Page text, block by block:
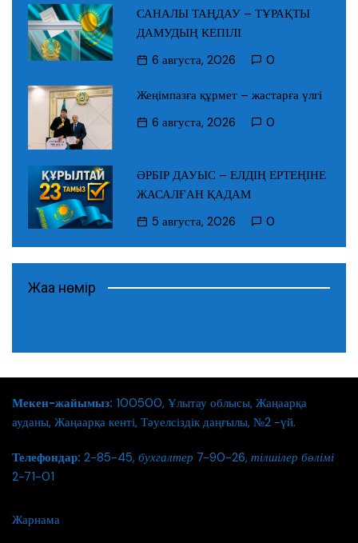
САНАЛЫ ТАҢДАУ – ТҰРАҚТЫ
ДАМУДЫҢ КЕПІЛІ
6 августа, 2026
0
Жеңімпазға құрмет – жастарға үлгі
6 августа, 2026
0
ӘРБІР ДАУЫС – ЕЛДІҢ ЕРТЕҢІНЕ
ЖАСАЛҒАН ҚАДАМ
5 августа, 2026
0
Жаңа нөмір
Мекен-жайымыз: 100500, Ұлытау облысы, Жаңаарқа
ауданы, Жаңаарқа кенті, Тәуелсіздік даңғылы, №2 -үй.
Телефондар: 2-85-45, бухгалтер 7-90-26, тілшілер бөлімі
2-71-01
Жарнама